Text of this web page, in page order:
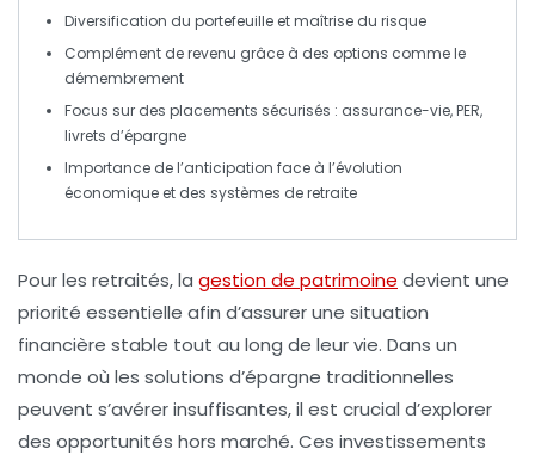
Diversification du portefeuille et maîtrise du risque
Complément de revenu grâce à des options comme le
démembrement
Focus sur des placements sécurisés : assurance-vie,PER,
livrets d’épargne
Importance de l’anticipation face à l’évolution
économique et des systèmes deretraite
Pour les retraités, la gestion de patrimoine devient une
priorité essentielle afin d’assurer une situation
financière stable tout au long de leur vie. Dans un
monde où les solutions d’épargne traditionnelles
peuvent s’avérer insuffisantes, il est crucial d’explorer
des opportunités hors marché. Ces investissements